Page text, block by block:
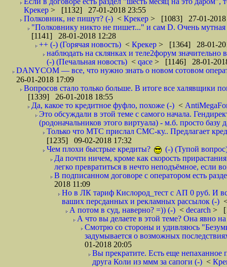
Крекер > [1132] 27-01-2018 23:55
Полковник, не пишут? (-) < Крекер > [1083] 27-01-2018
"Полковнику никто не пишет..." и сам D. Очень
[1141] 28-01-2018 12:28
++ (-) (Горячая новость) < Крекер > [1364] 28-01-
наблюдать на склянках и теле2форум
(-) (Печальная новость) < qace > [1146] 28-01-
DANYCOM — все, что нужно знать о новом сотовом
26-01-2018 17:09
Вопросов стало только больше. В итоге все халявщики
[1339] 26-01-2018 18:55
Да, какое то кредитное фуфло, похоже (-) <
Это обсуждали в этой теме с самого начала.
(родоначальников этого виртуала) - м.б. просто
Только что МТС прислал СМС-ку.. Предлагает
[1235] 09-02-2018 17:32
Чем плохи быстрые кредиты?
(-) (Тупой
Да почти ничем, кроме как скорость
легко превратиться в нечто неподъёмное, если
В подписанном договоре с оператором есть
2018 11:09
Но в ЛК тариф Кислород_тест с АП 0 руб. И
ваших персданных и рекламных рассылок (-)
А потом в суд, наверно? =)) (-) < decarch >
А что вы делаете в этой теме? Она явно
Смотрю со стороны и удивляюсь
задумывается о возможных
01-2018 20:05
Вы прекратите. Есть еще непаханное
друга Коли из ммм за сапоги (-) <